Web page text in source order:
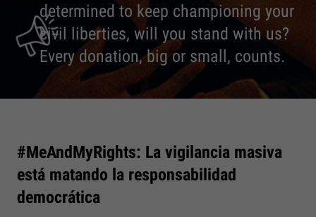
determined to keep championing your
civil liberties, will you stand with us?
Every donation, big or small, counts.
#MeAndMyRights: La vigilancia masiva
está matando la responsabilidad
democrática